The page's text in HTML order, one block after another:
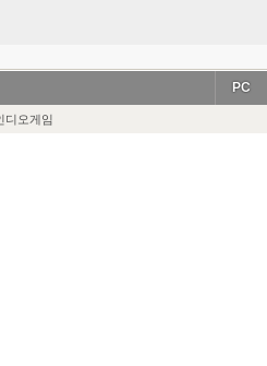
PC
디오게임